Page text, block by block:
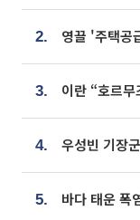
2.
3.
4.
5. 바다 태운 폭